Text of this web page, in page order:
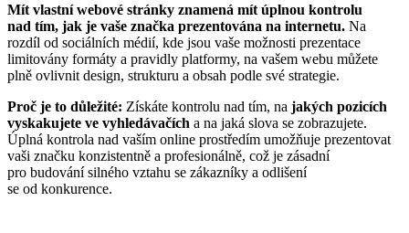
Mít vlastní webové stránky znamená mít úplnou kontrolu
nad tím, jak je vaše značka prezentována na internetu. Na
rozdíl od sociálních médií, kde jsou vaše možnosti prezentace
limitovány formáty a pravidly platformy, na vašem webu můžete
plně ovlivnit design, strukturu a obsah podle své strategie.
Proč je to důležité: Získáte kontrolu nad tím, na jakých pozicích
vyskakujete ve vyhledávačích a na jaká slova se zobrazujete.
Úplná kontrola nad vaším online prostředím umožňuje prezentovat
vaši značku konzistentně a profesionálně, což je zásadní
pro budování silného vztahu se zákazníky a odlišení
se od konkurence.